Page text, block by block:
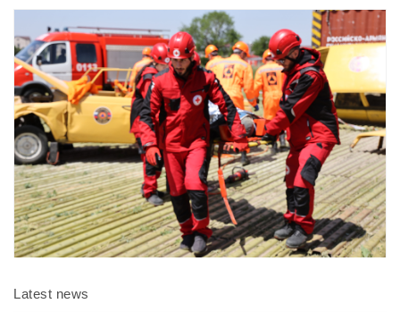
Latest news